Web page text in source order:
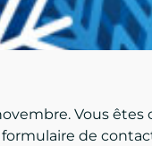
Vous
de